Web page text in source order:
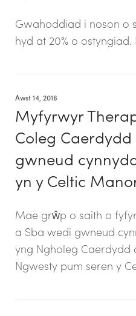
Gwahoddiad i noson o
hyd at 20% o
Awst 14, 2016
Myfyrwyr
Coleg Caerdydd
gwneud
yn y Celtic
Mae grŵp o saith o
a Sba wedi gwneud
yng Ngholeg Caerdydd
Ngwesty pum seren y